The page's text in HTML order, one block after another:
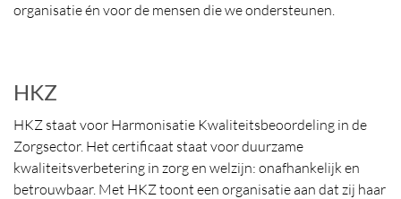
organisatie én voor de mensen die we ondersteunen.
HKZ
HKZ staat voor Harmonisatie Kwaliteitsbeoordeling in de
Zorgsector. Het certificaat staat voor duurzame
kwaliteitsverbetering in zorg en welzijn: onafhankelijk en
betrouwbaar. Met HKZ toont een organisatie aan dat zij haar